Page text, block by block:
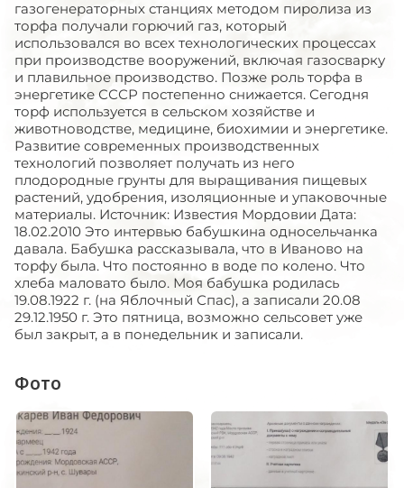
газогенераторных станциях методом пиролиза из
торфа получали горючий газ, который
использовался во всех технологических процессах
при производстве вооружений, включая газосварку
и плавильное производство. Позже роль торфа в
энергетике СССР постепенно снижается. Сегодня
торф используется в сельском хозяйстве и
животноводстве, медицине, биохимии и энергетике.
Развитие современных производственных
технологий позволяет получать из него
плодородные грунты для выращивания пищевых
растений, удобрения, изоляционные и упаковочные
материалы. Источник: Известия Мордовии Дата:
18.02.2010 Это интервью бабушкина односельчанка
давала. Бабушка рассказывала, что в Иваново на
торфу была. Что постоянно в воде по колено. Что
хлеба маловато было. Моя бабушка родилась
19.08.1922 г. (на Яблочный Спас), а записали 20.08
29.12.1950 г. Это пятница, возможно сельсовет уже
был закрыт, а в понедельник и записали.
Фото